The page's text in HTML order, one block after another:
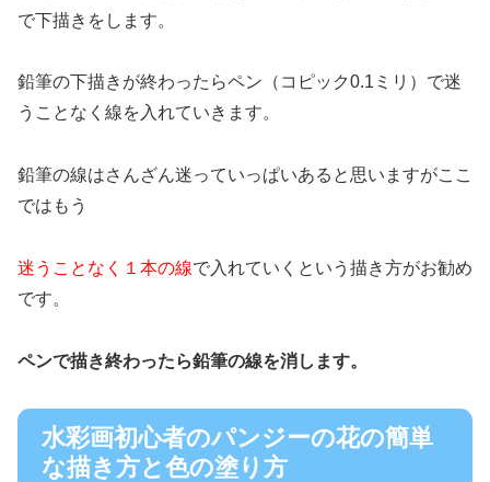
で下描きをします。
鉛筆の下描きが終わったらペン（コピック0.1ミリ）で迷
うことなく線を入れていきます。
鉛筆の線はさんざん迷っていっぱいあると思いますがここ
ではもう
迷うことなく１本の線で入れていくという描き方がお勧め
です。
ペンで描き終わったら鉛筆の線を消します。
水彩画初心者のパンジーの花の簡単
な描き方と色の塗り方